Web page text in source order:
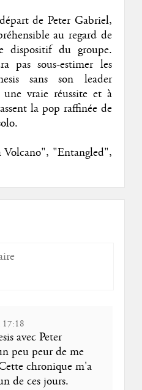
de Peter Gabriel,
au regard de
dispositif du groupe.
pas sous-estimer les
sans son leader
vraie réussite et à
la pop raffinée de
"Entangled",
17:18
avec Peter
peu peur de me
chronique m'a
de ces jours.